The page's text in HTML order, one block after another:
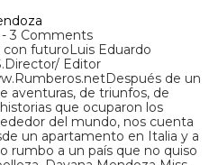
- 3 Comments
con futuroLuis Eduardo
Editor
de un
aventuras, de triunfos, de
que ocuparon los
del mundo, nos cuenta
un apartamento en Italia y a
rumbo a un país que no quiso